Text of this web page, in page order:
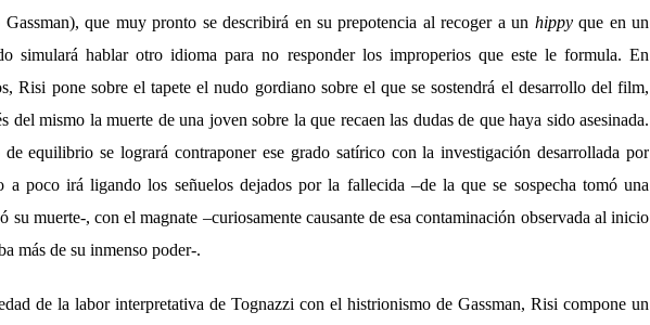
que muy pronto se describirá en su prepotencia al recoger a un hippyque en un
simulará hablar otro idioma para no responder los improperios que este le formula. En
Risi pone sobre el tapete el nudo gordiano sobre el que se sostendrá el desarrollo del film,
del mismo la muerte de una joven sobre la que recaen las dudas de que haya sido asesinada.
equilibrio se logrará contraponer ese grado satírico con la investigación desarrollada por
a poco irá ligando los señuelos dejados por la fallecida –de la que se sospecha tomó una
su muerte-, con el magnate –curiosamente causante de esa contaminación observada al inicio
más de su inmenso poder-.
de la labor interpretativa de Tognazzi con el histrionismo de Gassman, Risi compone un